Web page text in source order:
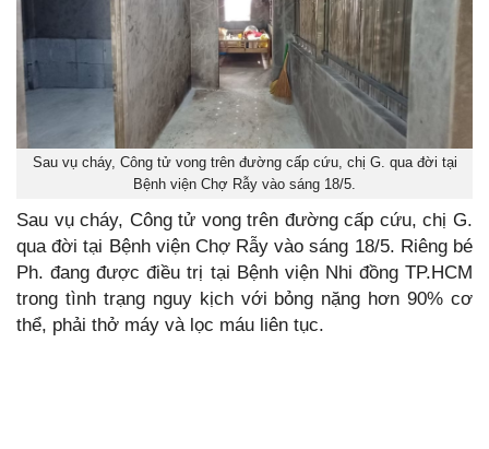
Sau vụ cháy, Công tử vong trên đường cấp cứu, chị G. qua đời tại
Bệnh viện Chợ Rẫy vào sáng 18/5.
Sau vụ cháy, Công tử vong trên đường cấp cứu, chị G.
qua đời tại Bệnh viện Chợ Rẫy vào sáng 18/5. Riêng bé
Ph. đang được điều trị tại Bệnh viện Nhi đồng TP.HCM
trong tình trạng nguy kịch với bỏng nặng hơn 90% cơ
thể, phải thở máy và lọc máu liên tục.